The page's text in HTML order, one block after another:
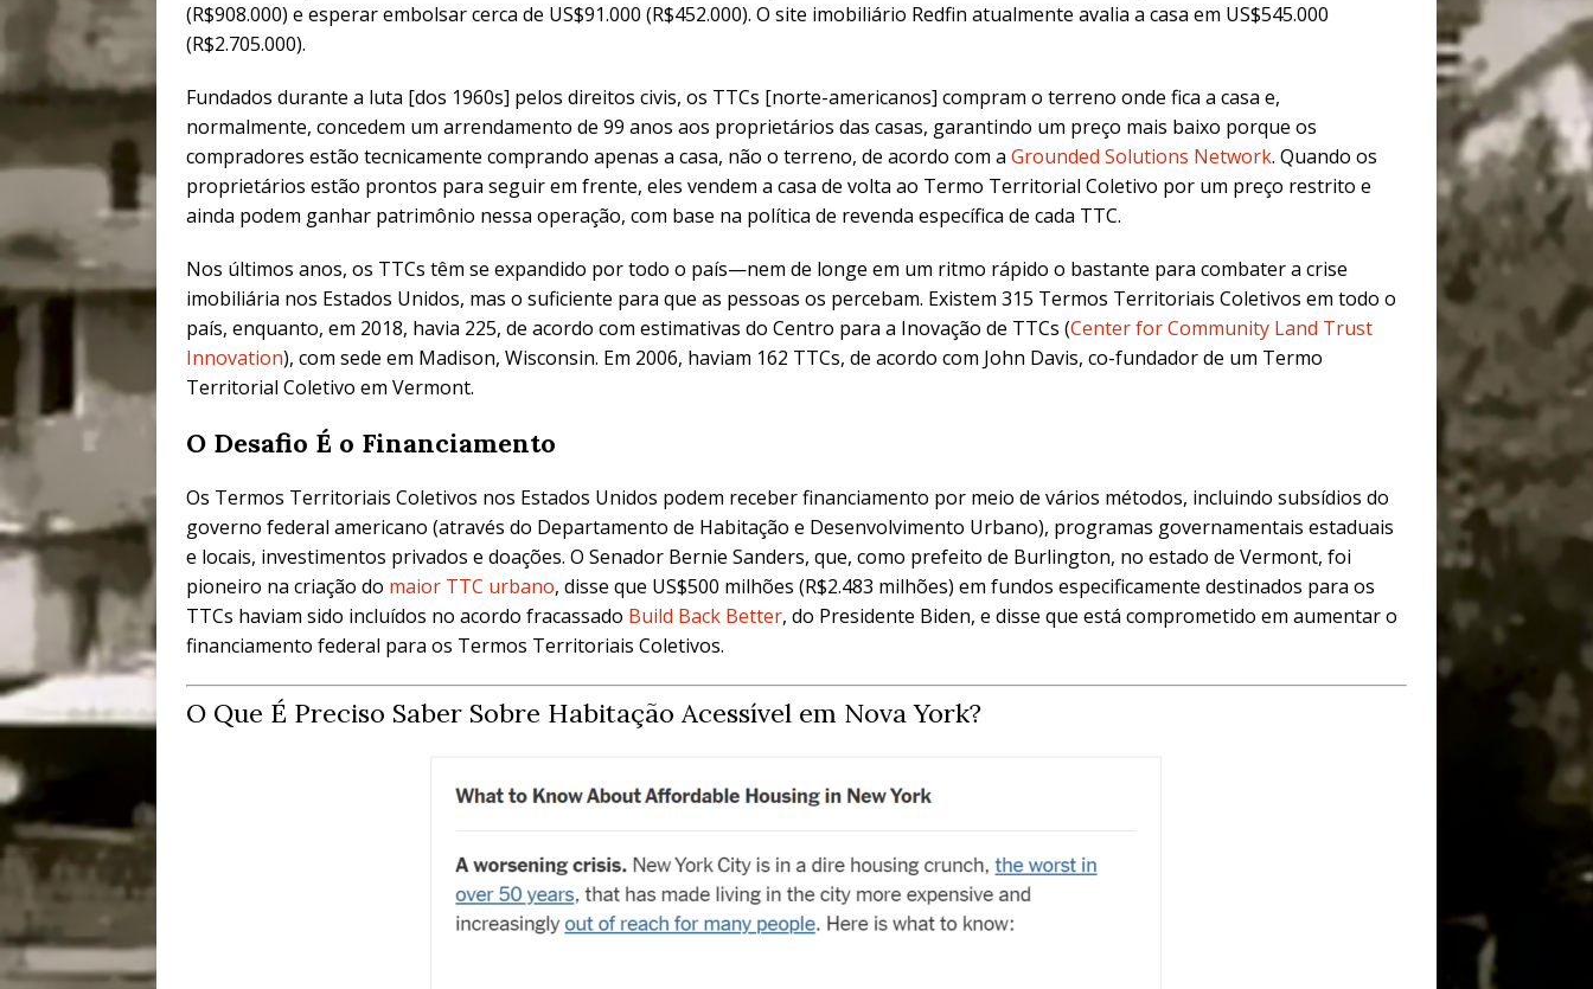
(R$908.000) e esperar embolsar cerca de US$91.000 (R$452.000). O site imobiliário Redfin atualmente avalia a casa em US$545.000
(R$2.705.000).
Fundados durante a luta [dos 1960s] pelos direitos civis, os TTCs [norte-americanos] compram o terreno onde fica a casa e,
normalmente, concedem um arrendamento de 99 anos aos proprietários das casas, garantindo um preço mais baixo porque os
compradores estão tecnicamente comprando apenas a casa, não o terreno, de acordo com a Grounded Solutions Network. Quando os
proprietários estão prontos para seguir em frente, eles vendem a casa de volta ao Termo Territorial Coletivo por um preço restrito e
ainda podem ganhar patrimônio nessa operação, com base na política de revenda específica de cada TTC.
Nos últimos anos, os TTCs têm se expandido por todo o país—nem de longe em um ritmo rápido o bastante para combater a crise
imobiliária nos Estados Unidos, mas o suficiente para que as pessoas os percebam. Existem 315 Termos Territoriais Coletivos em todo o
país, enquanto, em 2018, havia 225, de acordo com estimativas do Centro para a Inovação de TTCs (Center for Community Land Trust
Innovation), com sede em Madison, Wisconsin. Em 2006, haviam 162 TTCs, de acordo com John Davis, co-fundador de um Termo
Territorial Coletivo em Vermont.
O Desafio É o Financiamento
Os Termos Territoriais Coletivos nos Estados Unidos podem receber financiamento por meio de vários métodos, incluindo subsídios do
governo federal americano (através do Departamento de Habitação e Desenvolvimento Urbano), programas governamentais estaduais
e locais, investimentos privados e doações. O Senador Bernie Sanders, que, como prefeito de Burlington, no estado de Vermont, foi
pioneiro na criação do maior TTC urbano, disse que US$500 milhões (R$2.483 milhões) em fundos especificamente destinados para os
TTCs haviam sido incluídos no acordo fracassado Build Back Better, do Presidente Biden, e disse que está comprometido em aumentar o
financiamento federal para os Termos Territoriais Coletivos.
O Que É Preciso Saber Sobre Habitação Acessível em Nova York?